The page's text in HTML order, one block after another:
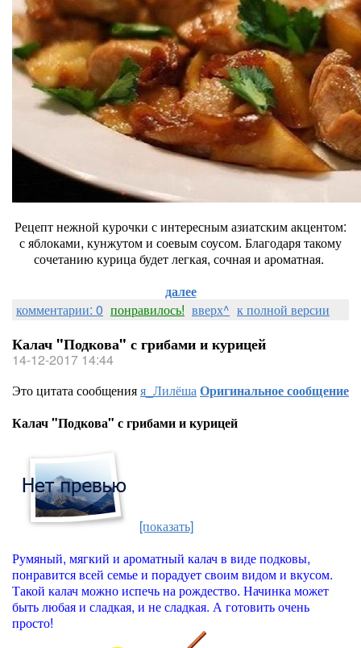
Рецепт нежной курочки с интересным азиатским акцентом:
с яблоками, кунжутом и соевым соусом. Благодаря такому
сочетанию курица будет легкая, сочная и ароматная.
далее
комментарии: 0 понравилось! вверх^ к полной версии
Калач "Подкова" с грибами и курицей
14-12-2017 14:44
Это цитата сообщенияя_Лилёша Оригинальное сообщение
Калач "Подкова" с грибами и курицей
[показать]
Румяный, мягкий и ароматный калач в виде подковы,
понравится всей семье и порадует своим видом и вкусом.
Такой калач можно испечь на рождество. Начинка может
быть любая и сладкая, и не сладкая. А готовить очень
просто!